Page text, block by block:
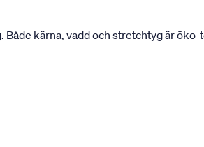
kärna, vadd och stretchtyg är